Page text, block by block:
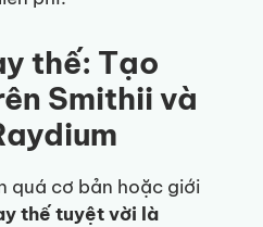
thế: Tạo
Smithii và
quá cơ bản hoặc giới
thế tuyệt vời là